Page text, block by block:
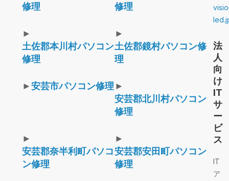
修理
修理
►
土佐郡本川村パソコン
修理
►
土佐郡鏡村パソコン修
理
►安芸市パソコン修理 ►
安芸郡北川村パソコン
修理
►
安芸郡奈半利町パソコ
ン修理
►
安芸郡安田町パソコン
修理
法
人
向
け
IT
サ
ー
ビ
ス
IT
ア